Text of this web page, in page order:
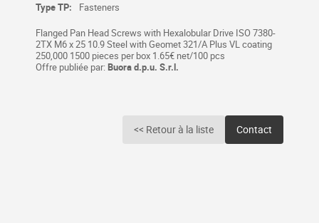
Type TP:
Fasteners
Flanged Pan Head Screws with Hexalobular Drive ISO 7380-
2TX M6 x 25 10.9 Steel with Geomet 321/A Plus VL coating
250,000 1500 pieces per box 1.65€ net/100 pcs
Offre publiée par: Buora d.p.u. S.r.l.
<< Retour à la liste Contact